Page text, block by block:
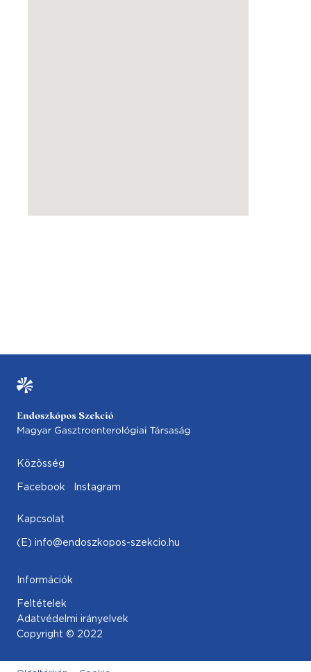
Közösség
Facebook Instagram
Kapcsolat
(E) info@endoszkopos-szekcio.hu
Információk
Feltételek
Adatvédelmi irányelvek
Copyright © 2022